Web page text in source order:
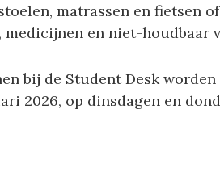
matrassen en fietsen
medicijnen en niet-houdbaar
bij de Student Desk
2026, op dinsdagen en